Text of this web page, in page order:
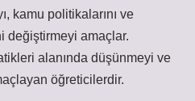
kamu politikalarını ve
değiştirmeyi amaçlar.
alanında düşünmeyi ve
öğreticilerdir.